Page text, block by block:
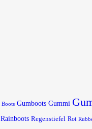
Boots Gumboots Gummi
Rainboots Regenstiefel Rot